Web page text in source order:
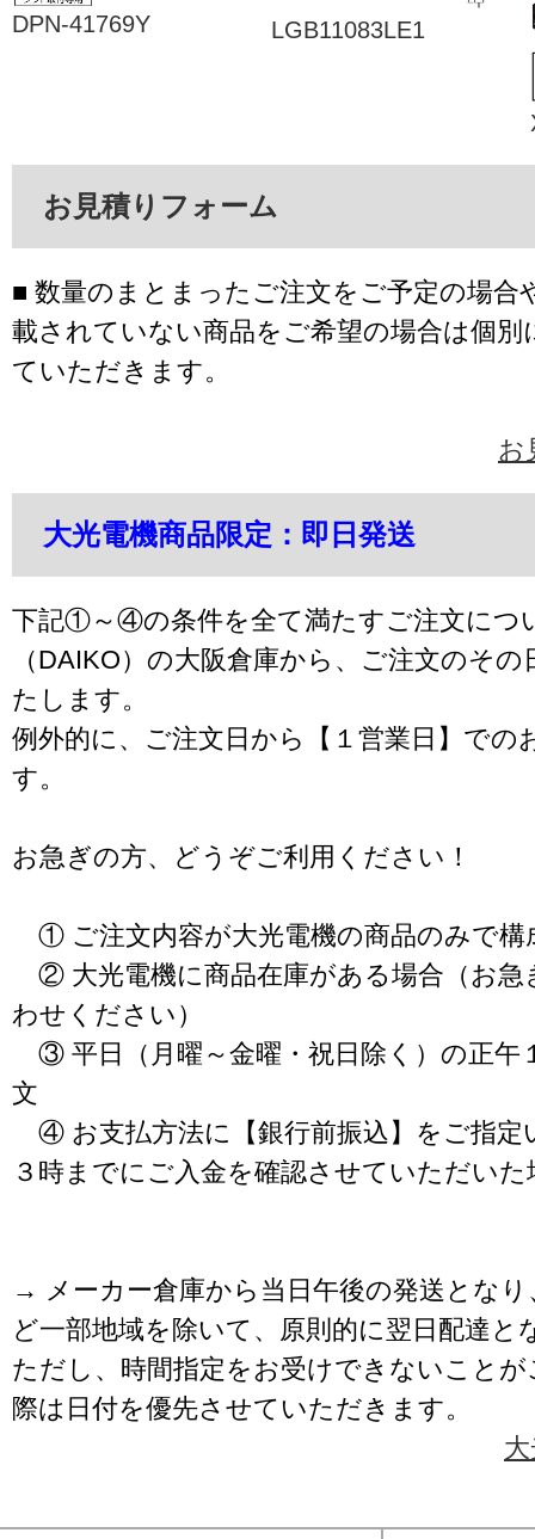
DPN-41769Y LGB11083LE1
お見積りフォーム
■ 数量のまとまったご注文をご予定の場合
載されていない商品をご希望の場合は個別
ていただきます。
お
大光電機商品限定：即日発送
下記①～④の条件を全て満たすご注文につ
（DAIKO）の大阪倉庫から、ご注文のそ
たします。
例外的に、ご注文日から【１営業日】での
す。
お急ぎの方、どうぞご利用ください！
① ご注文内容が大光電機の商品のみで構
② 大光電機に商品在庫がある場合（お急
わせください）
③ 平日（月曜～金曜・祝日除く）の正午
文
④ お支払方法に【銀行前振込】をご指定
３時までにご入金を確認させていただいた
→ メーカー倉庫から当日午後の発送となり
ど一部地域を除いて、原則的に翌日配達と
ただし、時間指定をお受けできないこと
際は日付を優先させていただきます。